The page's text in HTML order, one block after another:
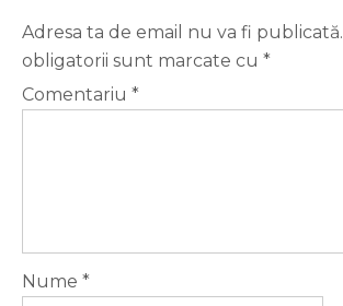
Adresa ta de email nu va fi publicată.
obligatorii sunt marcate cu *
Comentariu *
Nume *